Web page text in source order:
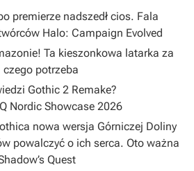
premierze nadszedł cios. Fala
Halo: Campaign Evolved
Ta kieszonkowa latarka za
czego potrzeba
Gothic 2 Remake?
Nordic Showcase 2026
nowa wersja Górniczej Doliny
powalczyć o ich serca. Oto ważna
Quest